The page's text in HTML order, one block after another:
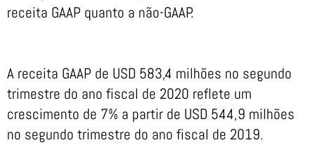
receita GAAP quanto a não-GAAP.
A receita GAAP de USD 583,4 milhões no segundo
trimestre do ano fiscal de 2020 reflete um
crescimento de 7% a partir de USD 544,9 milhões
no segundo trimestre do ano fiscal de 2019.